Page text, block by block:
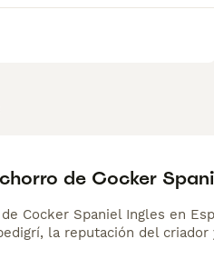
de Cocker
Cocker Spaniel Ingles en
la reputación del criador